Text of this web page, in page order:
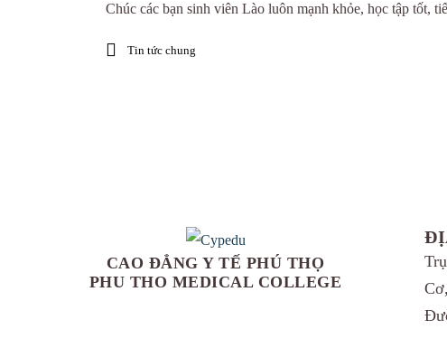
Chúc các bạn sinh viên Lào luôn mạnh khỏe, học tập tốt,
Tin tức chung
CAO ĐẲNG Y TẾ PHÚ THỌ
PHU THO MEDICAL COLLEGE